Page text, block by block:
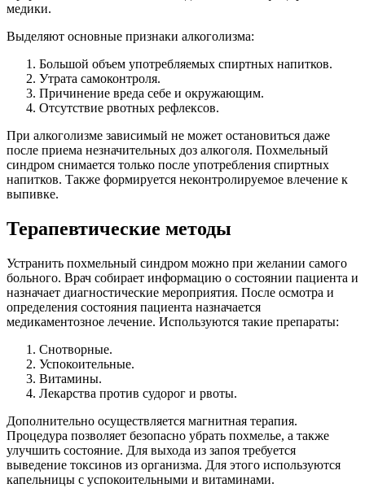
медики.
Выделяют основные признаки алкоголизма:
Большой объем употребляемых спиртных напитков.
Утрата самоконтроля.
Причинение вреда себе и окружающим.
Отсутствие рвотных рефлексов.
При алкоголизме зависимый не может остановиться даже
после приема незначительных доз алкоголя. Похмельный
синдром снимается только после употребления спиртных
напитков. Также формируется неконтролируемое влечение к
выпивке.
Терапевтические методы
Устранить похмельный синдром можно при желании самого
больного. Врач собирает информацию о состоянии пациента и
назначает диагностические мероприятия. После осмотра и
определения состояния пациента назначается
медикаментозное лечение. Используются такие препараты:
Снотворные.
Успокоительные.
Витамины.
Лекарства против судорог и рвоты.
Дополнительно осуществляется магнитная терапия.
Процедура позволяет безопасно убрать похмелье, а также
улучшить состояние. Для выхода из запоя требуется
выведение токсинов из организма. Для этого используются
капельницы с успокоительными и витаминами.